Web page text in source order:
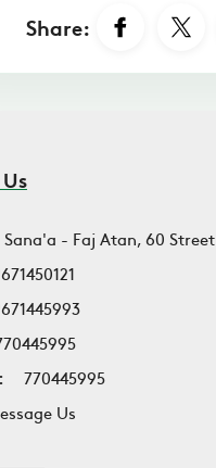
Share:
Sana'a - Faj Atan, 60 Street
770445995
Us